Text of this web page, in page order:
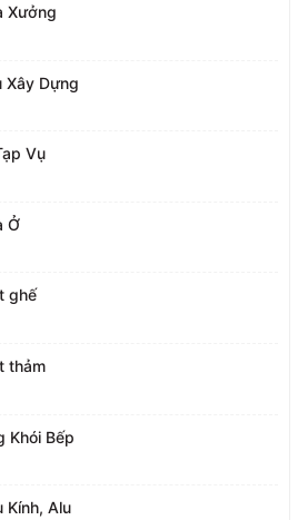
Xưởng
Xây Dựng
Vụ
Ở
ghế
thảm
Khói Bếp
Kính, Alu